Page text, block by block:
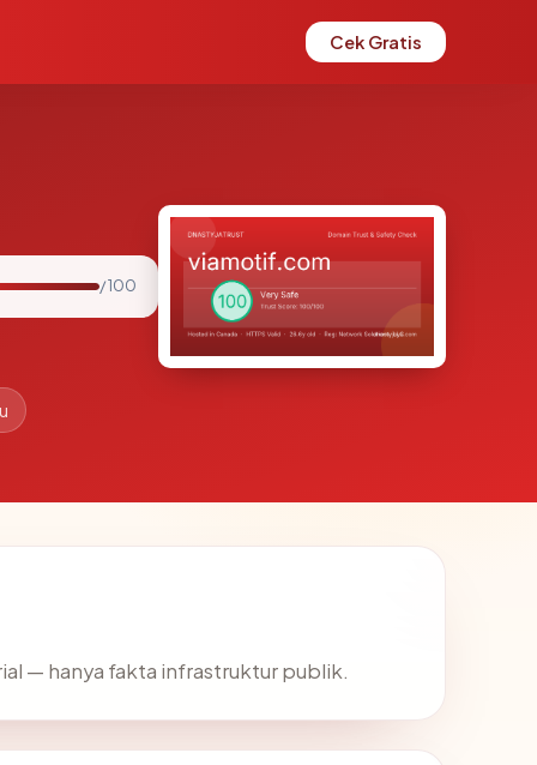
Cek Gratis
/ 100
— hanya fakta infrastruktur publik.